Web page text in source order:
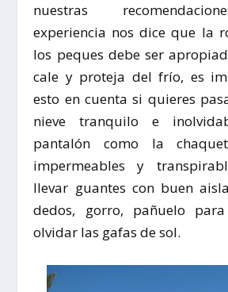
nuestras
experiencia nos dice que la
los peques debe ser
cale y proteja del frío, es
esto en cuenta si quieres
nieve tranquilo e
pantalón como la
impermeables y
llevar guantes con buen
dedos, gorro, pañuelo
olvidar las gafas de sol.